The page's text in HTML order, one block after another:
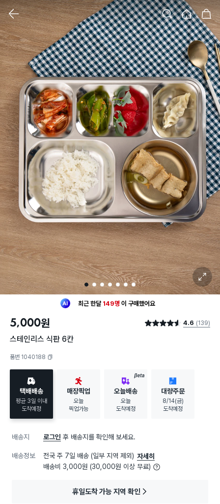
검색 홈 장바구니
클릭 시 이미지 확대 보기 팝업 열림
1 2 3 4 5 6 7
확대 보기
최근 한달 149명 이 구매했어요
구매했어요
5,000원 별점 4.6점 4.6 (139)
스테인리스 식판 6칸
품번 1040188
택배배송
평균 3일 이내
도착예정
매장픽업
오늘
픽업가능
BETA
오늘배송
오늘
도착예정
대량주문
8/14(금)
도착예정
배송지 로그인 후 배송지를 확인해 보세요.
배송정보 전국 주 7일 배송 (일부 지역 제외) 자세히
배송비 3,000원 (30,000원 이상 무료)
휴일도착 가능 지역 확인